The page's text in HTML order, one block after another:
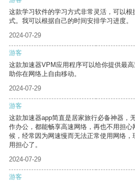
这款学习软件的学习方式非常灵活，可以
式。我可以根据自己的时间安排学习进度。
2024-07-29
游客
这款加速器VPM应用程序可以给你提供最
助你在网络上自由移动。
2024-07-29
游客
这款加速器app简直是居家旅行必备神器，
作办公，都能畅享高速网络，再也不用担
候，经常因为网速慢而无法正常使用网络
用担心了。
2024-07-29
游客